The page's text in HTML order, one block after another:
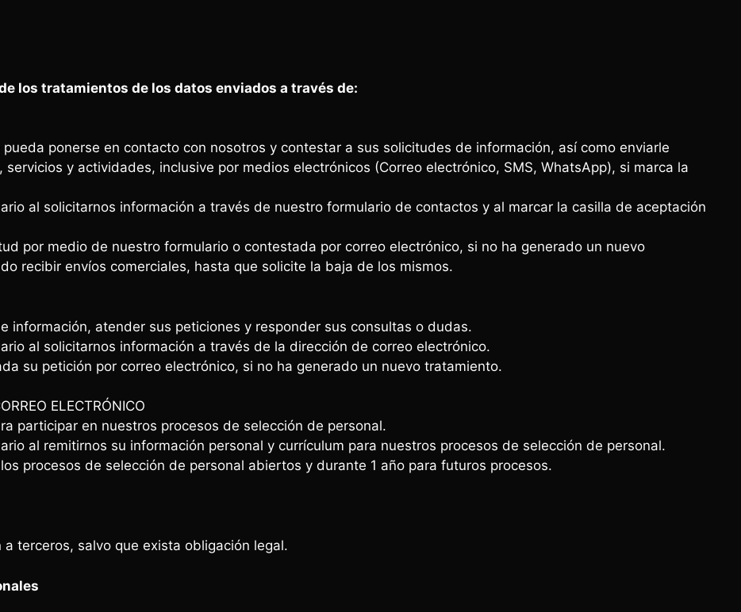
los tratamientos de los datos enviados a través de:
ponerse en contacto con nosotros y contestar a sus solicitudes de información, así como enviarle
y actividades, inclusive por medios electrónicos (Correo electrónico, SMS, WhatsApp), si marca la
al solicitarnos información a través de nuestro formulario de contactos y al marcar la casilla de aceptación
por medio de nuestro formulario o contestada por correo electrónico, si no ha generado un nuevo
recibir envíos comerciales, hasta que solicite la baja de los mismos.
información, atender sus peticiones y responder sus consultas o dudas.
al solicitarnos información a través de la dirección de correo electrónico.
su petición por correo electrónico, si no ha generado un nuevo tratamiento.
ELECTRÓNICO
participar en nuestros procesos de selección de personal.
al remitirnos su información personal y currículum para nuestros procesos de selección de personal.
procesos de selección de personal abiertos y durante 1 año para futuros procesos.
terceros, salvo que exista obligación legal.